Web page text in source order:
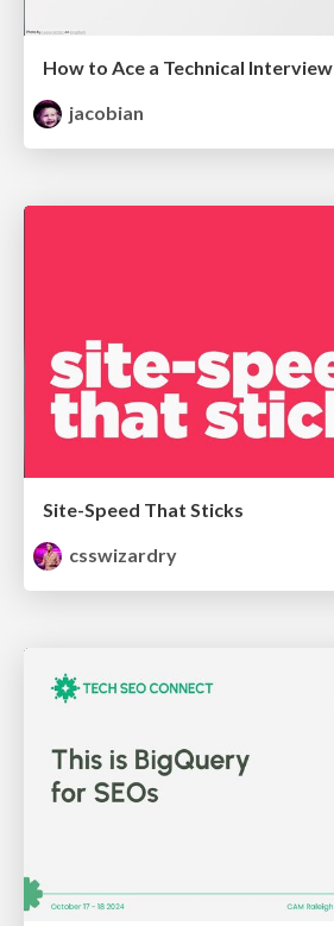
How to Ace a Technical Interview
jacobian
Site-Speed That Sticks
csswizardry